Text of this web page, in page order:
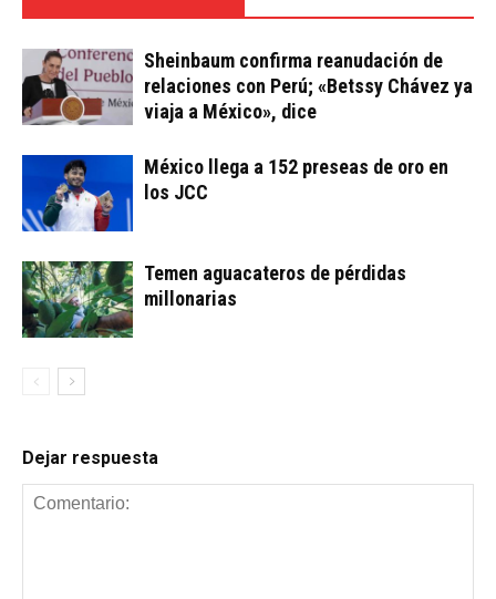
Sheinbaum confirma reanudación de
relaciones con Perú; «Betssy Chávez ya
viaja a México», dice
México llega a 152 preseas de oro en
los JCC
Temen aguacateros de pérdidas
millonarias
Dejar respuesta